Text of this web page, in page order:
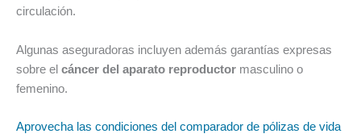
circulación.
Algunas aseguradoras incluyen además garantías expresas
sobre el cáncer del aparato reproductor masculino o
femenino.
Aprovecha las condiciones del comparador de pólizas de vida